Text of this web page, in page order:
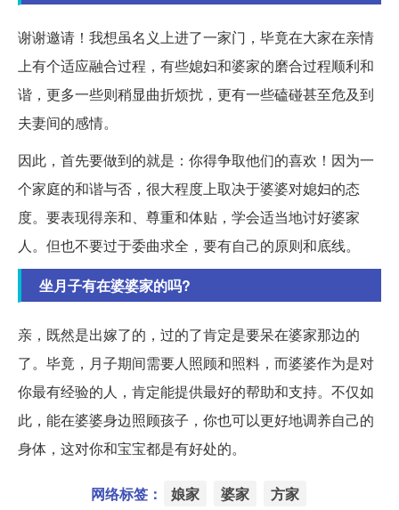
谢谢邀请！我想虽名义上进了一家门，毕竟在大家在亲情
上有个适应融合过程，有些媳妇和婆家的磨合过程顺利和
谐，更多一些则稍显曲折烦扰，更有一些磕碰甚至危及到
夫妻间的感情。
因此，首先要做到的就是：你得争取他们的喜欢！因为一
个家庭的和谐与否，很大程度上取决于婆婆对媳妇的态
度。要表现得亲和、尊重和体贴，学会适当地讨好婆家
人。但也不要过于委曲求全，要有自己的原则和底线。
坐月子有在婆婆家的吗?
亲，既然是出嫁了的，过的了肯定是要呆在婆家那边的
了。毕竟，月子期间需要人照顾和照料，而婆婆作为是对
你最有经验的人，肯定能提供最好的帮助和支持。不仅如
此，能在婆婆身边照顾孩子，你也可以更好地调养自己的
身体，这对你和宝宝都是有好处的。
网络标签： 娘家 婆家 方家